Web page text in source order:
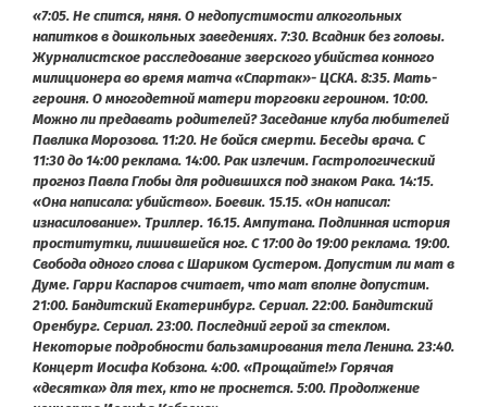
«7:05. Не спится, няня. О недопустимости алкогольных
напитков в дошкольных заведениях. 7:30. Всадник без головы.
Журналистское расследование зверского убийства конного
милиционера во время матча «Спартак»- ЦСКА. 8:35. Мать-
героиня. О многодетной матери торговки героином. 10:00.
Можно ли предавать родителей? Заседание клуба любителей
Павлика Морозова. 11:20. Не бойся смерти. Беседы врача. С
11:30 до 14:00 реклама. 14:00. Рак излечим. Гастрологический
прогноз Павла Глобы для родившихся под знаком Рака. 14:15.
«Она написала: убийство». Боевик. 15.15. «Он написал:
изнасилование». Триллер. 16.15. Ампутана. Подлинная история
проститутки, лишившейся ног. С 17:00 до 19:00 реклама. 19:00.
Свобода одного слова с Шариком Сустером. Допустим ли мат в
Думе. Гарри Каспаров считает, что мат вполне допустим.
21:00. Бандитский Екатеринбург. Сериал. 22:00. Бандитский
Оренбург. Сериал. 23:00. Последний герой за стеклом.
Некоторые подробности бальзамирования тела Ленина. 23:40.
Концерт Иосифа Кобзона. 4:00. «Прощайте!» Горячая
«десятка» для тех, кто не проснется. 5:00. Продолжение